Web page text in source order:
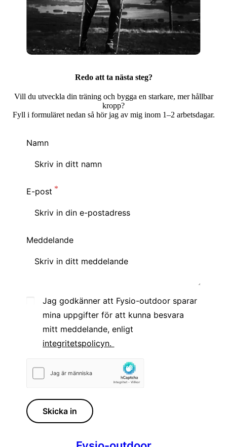
Redo att ta nästa steg?
Vill du utveckla din träning och bygga en starkare, mer hållbar
kropp?
Fyll i formuläret nedan så hör jag av mig inom 1–2 arbetsdagar.
Namn
E-post
Meddelande
Jag godkänner att Fysio-outdoor sparar
mina uppgifter för att kunna besvara
mitt meddelande, enligt
integritetspolicyn.
Skicka in